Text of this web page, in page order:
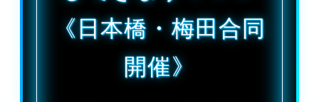
《日本橋・梅田合同
開催》